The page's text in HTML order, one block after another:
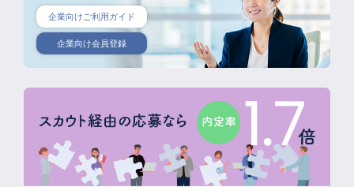
企業向けご利用ガイド
企業向け会員登録